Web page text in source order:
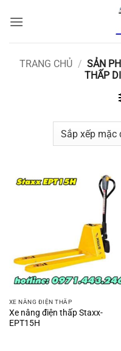
qua
TRANG CHỦ / SẢN
THẤP
XE NÂNG ĐIỆN THẤP
Xe nâng điện thấp Staxx-
EPT15H